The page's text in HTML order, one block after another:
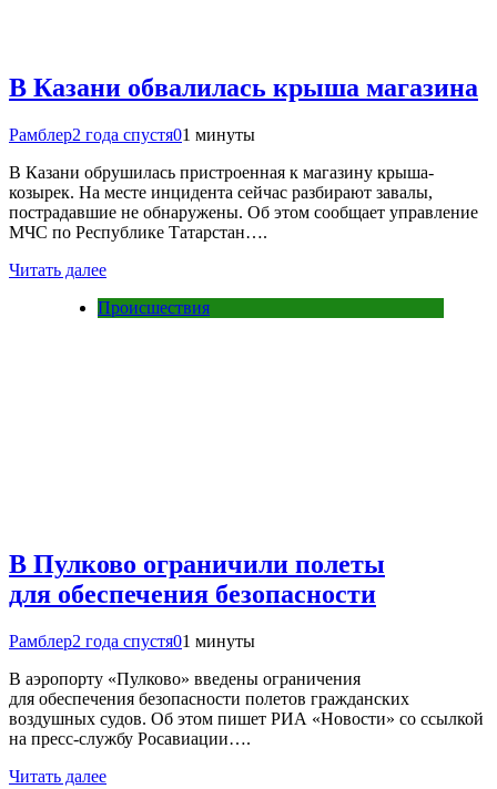
В Казани обвалилась крыша магазина
Рамблер2 года спустя01 минуты
В Казани обрушилась пристроенная к магазину крыша-
козырек. На месте инцидента сейчас разбирают завалы,
пострадавшие не обнаружены. Об этом сообщает управление
МЧС по Республике Татарстан….
Читать далее
Происшествия
В Пулково ограничили полеты
для обеспечения безопасности
Рамблер2 года спустя01 минуты
В аэропорту «Пулково» введены ограничения
для обеспечения безопасности полетов гражданских
воздушных судов. Об этом пишет РИА «Новости» со ссылкой
на пресс-службу Росавиации….
Читать далее